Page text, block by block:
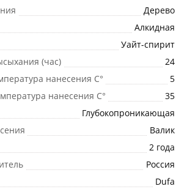
Дерево
Алкидная
Уайт-спирит
(час)
24
нанесения C°
5
нанесения C°
35
Глубокопроникающая
Валик
2 года
Россия
Dufa